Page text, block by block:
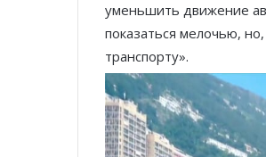
уменьшить движение
показаться мелочью,
транспорту».